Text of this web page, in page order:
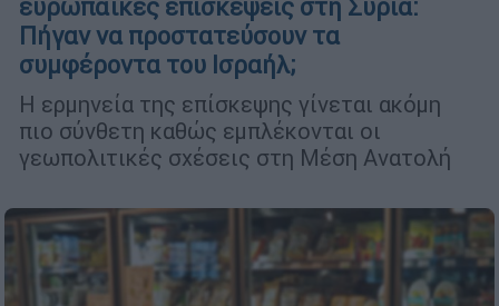
ευρωπαϊκές επισκέψεις στη Συρία:
Πήγαν να προστατεύσουν τα
συμφέροντα του Ισραήλ;
Η ερμηνεία της επίσκεψης γίνεται ακόμη
πιο σύνθετη καθώς εμπλέκονται οι
γεωπολιτικές σχέσεις στη Μέση Ανατολή